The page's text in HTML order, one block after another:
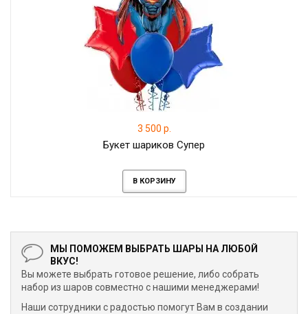
3 500 р.
Букет шариков Супер
В КОРЗИНУ
МЫ ПОМОЖЕМ ВЫБРАТЬ ШАРЫ НА ЛЮБОЙ
ВКУС!
Вы можете выбрать готовое решение, либо собрать
набор из шаров совместно с нашими менеджерами!
Наши сотрудники с радостью помогут Вам в создании